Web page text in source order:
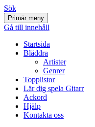
Svenskatabs.se
Sök
Primär meny
Gå till innehåll
Startsida
Bläddra
Artister
Genrer
Topplistor
Lär dig spela Gitarr
Ackord
Hjälp
Kontakta oss